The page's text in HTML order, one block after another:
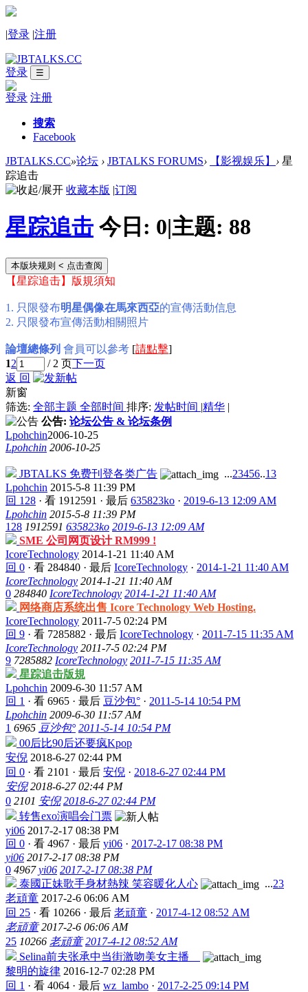
|登录 |注册
登录 ☰
登录 注册
搜索
Facebook
JBTALKS.CC»论坛 › JBTALKS FORUMS› 【影视娱乐】 › 星
踪追击
收藏本版 |订阅
星踪追击 今日: 0|主题: 88
本版块规则 < 点击查阅
【星踪追击】版規須知
1. 只限發布明星偶像在馬來西亞的宣傳活動信息
2. 只限發布宣傳活動相關照片
論壇總條列 會員可以參考 [請點擊]
12 / 2 页下一页
返 回
新窗
筛选: 全部主题 全部时间 排序: 发帖时间 |精华 |
公告: 论坛公告 & 论坛条例
Lpohchin2006-10-25
Lpohchin 2006-10-25
JBTALKS 免费刊登各类广告 ...23456..13
Lpohchin 2015-5-8 11:39 PM
回 128 · 看 1912591 · 最后 635823ko · 2019-6-13 12:09 AM
Lpohchin 2015-5-8 11:39 PM
128 1912591 635823ko 2019-6-13 12:09 AM
SME 公司网页设计 RM999 !
IcoreTechnology 2014-1-21 11:40 AM
回 0 · 看 284840 · 最后 IcoreTechnology · 2014-1-21 11:40 AM
IcoreTechnology 2014-1-21 11:40 AM
0 284840 IcoreTechnology 2014-1-21 11:40 AM
网络商店系统出售 Icore Technology Web Hosting.
IcoreTechnology 2011-7-5 02:24 PM
回 9 · 看 7285882 · 最后 IcoreTechnology · 2011-7-15 11:35 AM
IcoreTechnology 2011-7-5 02:24 PM
9 7285882 IcoreTechnology 2011-7-15 11:35 AM
星踪追击版規
Lpohchin 2009-6-30 11:57 AM
回 1 · 看 6965 · 最后 豆沙包° · 2011-5-14 10:54 PM
Lpohchin 2009-6-30 11:57 AM
1 6965 豆沙包° 2011-5-14 10:54 PM
00后比90后还要疯Kpop
安倪 2018-6-27 02:44 PM
回 0 · 看 2101 · 最后 安倪 · 2018-6-27 02:44 PM
安倪 2018-6-27 02:44 PM
0 2101 安倪 2018-6-27 02:44 PM
转售exo演唱会门票
yi06 2017-2-17 08:38 PM
回 0 · 看 4967 · 最后 yi06 · 2017-2-17 08:38 PM
yi06 2017-2-17 08:38 PM
0 4967 yi06 2017-2-17 08:38 PM
泰國正妹歌手身材熱辣 笑容暖化人心
...23
老頑童 2017-2-6 06:06 AM
回 25 · 看 10266 · 最后 老頑童 · 2017-4-12 08:52 AM
老頑童 2017-2-6 06:06 AM
25 10266 老頑童 2017-4-12 08:52 AM
Selina前夫张承中当街激吻美女主播
黎明的旋律 2016-12-7 02:28 PM
回 1 · 看 4064 · 最后 wz_lambo · 2017-2-25 09:14 PM